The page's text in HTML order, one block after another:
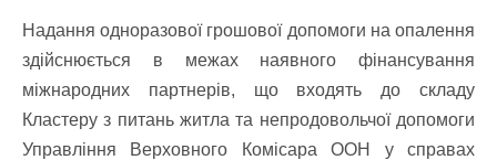
Надання одноразової грошової допомоги на опалення
здійснюється в межах наявного фінансування
міжнародних партнерів, що входять до складу
Кластеру з питань житла та непродовольчої допомоги
Управління Верховного Комісара ООН у справах